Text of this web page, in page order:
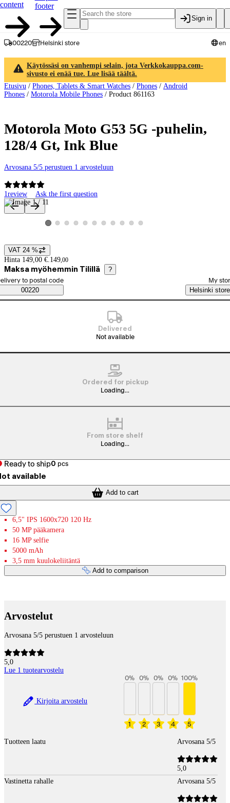
content
footer
Sign in
00220 Helsinki store en
Käytössäsi on vanhempi selain, jota Verkkokauppa.com-
sivusto ei enää tue. Lue lisää täältä.
Etusivu / Phones, Tablets & Smart Watches / Phones / Android
Phones / Motorola Mobile Phones / Product 861163
Motorola Moto G53 5G -puhelin,
128/4 Gt, Ink Blue
Arvosana 5/5 perustuen 1 arvosteluun
1review Ask the first question
Product images and videos
View product image 1
View product image 2
View product image 3
View product image 4
View product image 5
View product image 6
View product image 7
View product image 8
View product image 9
View product image 10
View product image 11
Price details
VAT 24 %
Hinta 149,00 €. 149,00
Maksa myöhemmin Tilillä ?
Saatavuustiedot
order method
to postal code
00220
My
Helsinki store
Delivered
Not available
Ordered for pickup
Loading...
From store shelf
Loading...
Ready to ship0 pcs
available
Add to cart
6,5" IPS 1600x720 120 Hz
50 MP pääkamera
16 MP selfie
5000 mAh
3,5 mm kuulokeliitäntä
Add to comparison
Arvostelut
Arvosana 5/5 perustuen 1 arvosteluun
5,0
Lue 1 tuotearvostelu
Kirjoita arvostelu
1
0%
2
0%
3
0%
4
0%
5
100%
Tuotteen laatu Arvosana 5/5
5,0
Vastinetta rahalle
Arvosana 5/5